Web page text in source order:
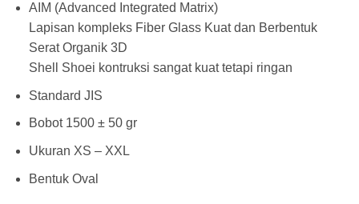
AIM (Advanced Integrated Matrix)
Lapisan kompleks Fiber Glass Kuat dan Berbentuk
Serat Organik 3D
Shell Shoei kontruksi sangat kuat tetapi ringan
Standard JIS
Bobot 1500 ± 50 gr
Ukuran XS – XXL
Bentuk Oval